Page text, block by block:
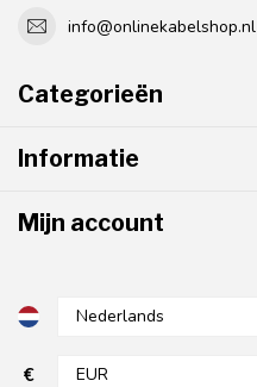
info@onlinekabelshop.nl
Categorieën
Informatie
Mijn account
€